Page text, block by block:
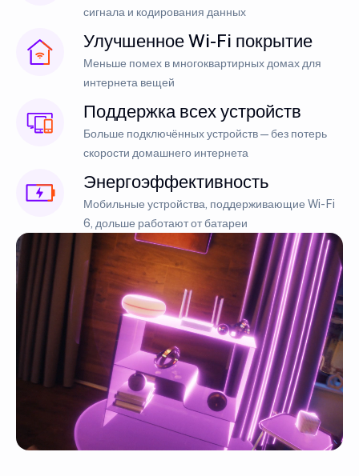
сигнала и кодирования данных
Улучшенное Wi-Fi покрытие
Меньше помех в многоквартирных домах для
интернета вещей
Поддержка всех устройств
Больше подключённых устройств — без потерь
скорости домашнего интернета
Энергоэффективность
Мобильные устройства, поддерживающие Wi-Fi
6, дольше работают от батареи